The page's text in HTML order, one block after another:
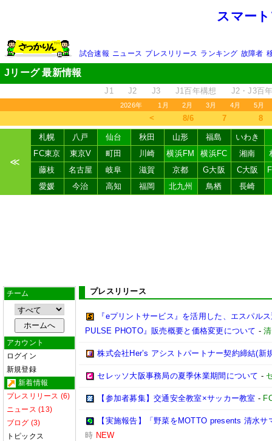
スマー
試合速報 ニュース プレスリリース ランキング 故障者
Jリーグ 最新情報
J1 J2 J3 J1百年構想 J2・J3百
2026年 1月 2月 3月 4月 5月
＜ 8/6 7 8
≪
札幌 八戸 仙台 秋田 山形 福島
いわき
FC東京
東京V 町田 川崎 横浜FM 横浜FC 湘南
藤枝
名古屋 岐阜 滋賀 京都 G大阪 C大阪
愛媛
今治 高知 福岡 北九州 鳥栖 長崎
チーム
アカウント
ログイン
新規登録
新着情報
プレスリリース (6)
ニュース (13)
ブログ (3)
トピックス
プレスリリース
『eプリントサービス』を活用した、エスパル
PULSE PHOTO』販売概要と価格変更について -
株式会社Her’s アシストパートナー契約締結(新
セレッソ大阪事務局の夏季休業期間について -
【参加者募集】交通安全教室×サッカー教室 -
【実施報告】「野菜をMOTTO presents 清水
時 NEW